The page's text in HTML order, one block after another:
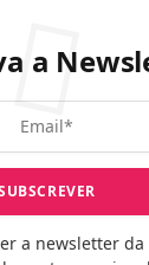
a
a newsletter da